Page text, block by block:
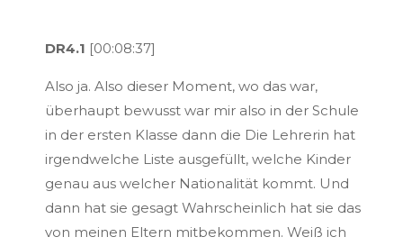
DR4.1 [00:08:37]
Also ja. Also dieser Moment, wo das war,
überhaupt bewusst war mir also in der Schule
in der ersten Klasse dann die Die Lehrerin hat
irgendwelche Liste ausgefüllt, welche Kinder
genau aus welcher Nationalität kommt. Und
dann hat sie gesagt Wahrscheinlich hat sie das
von meinen Eltern mitbekommen. Weiß ich